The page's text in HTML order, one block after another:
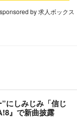
sponsored by 求人ボックス
にしみじみ「信じ
』で新曲披露